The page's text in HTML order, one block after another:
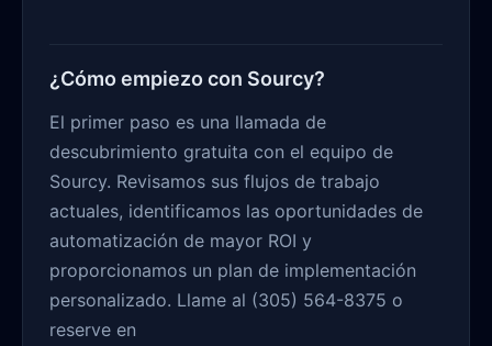
¿Cómo empiezo con Sourcy?
El primer paso es una llamada de
descubrimiento gratuita con el equipo de
Sourcy. Revisamos sus flujos de trabajo
actuales, identificamos las oportunidades de
automatización de mayor ROI y
proporcionamos un plan de implementación
personalizado. Llame al (305) 564-8375 o
reserve en